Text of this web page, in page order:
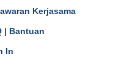
Kerjasama
| Bantuan
In